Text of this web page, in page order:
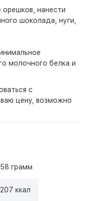
орешков, нанести
шоколада, нуги,
молочного белка и
с
цену, возможно
58 грамм
207 ккал